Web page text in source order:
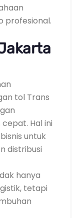
profesional.
tol Trans
Hal ini
untuk
distribusi
hanya
tetapi